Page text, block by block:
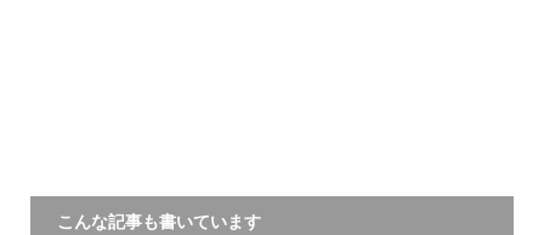
こんな記事も書いています